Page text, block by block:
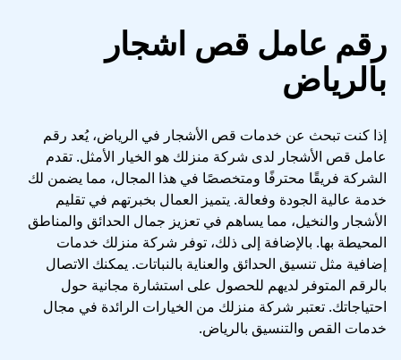
رقم عامل قص اشجار
بالرياض
إذا كنت تبحث عن خدمات قص الأشجار في الرياض، يُعد رقم
عامل قص الأشجار لدى شركة منزلك هو الخيار الأمثل. تقدم
الشركة فريقًا محترفًا ومتخصصًا في هذا المجال، مما يضمن لك
خدمة عالية الجودة وفعالة. يتميز العمال بخبرتهم في تقليم
الأشجار والنخيل، مما يساهم في تعزيز جمال الحدائق والمناطق
المحيطة بها. بالإضافة إلى ذلك، توفر شركة منزلك خدمات
إضافية مثل تنسيق الحدائق والعناية بالنباتات. يمكنك الاتصال
بالرقم المتوفر لديهم للحصول على استشارة مجانية حول
احتياجاتك. تعتبر شركة منزلك من الخيارات الرائدة في مجال
خدمات القص والتنسيق بالرياض.